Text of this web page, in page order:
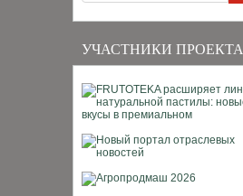
УЧАСТНИКИ ПРОЕКТА